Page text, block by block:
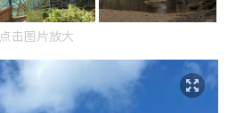
点击图片放大